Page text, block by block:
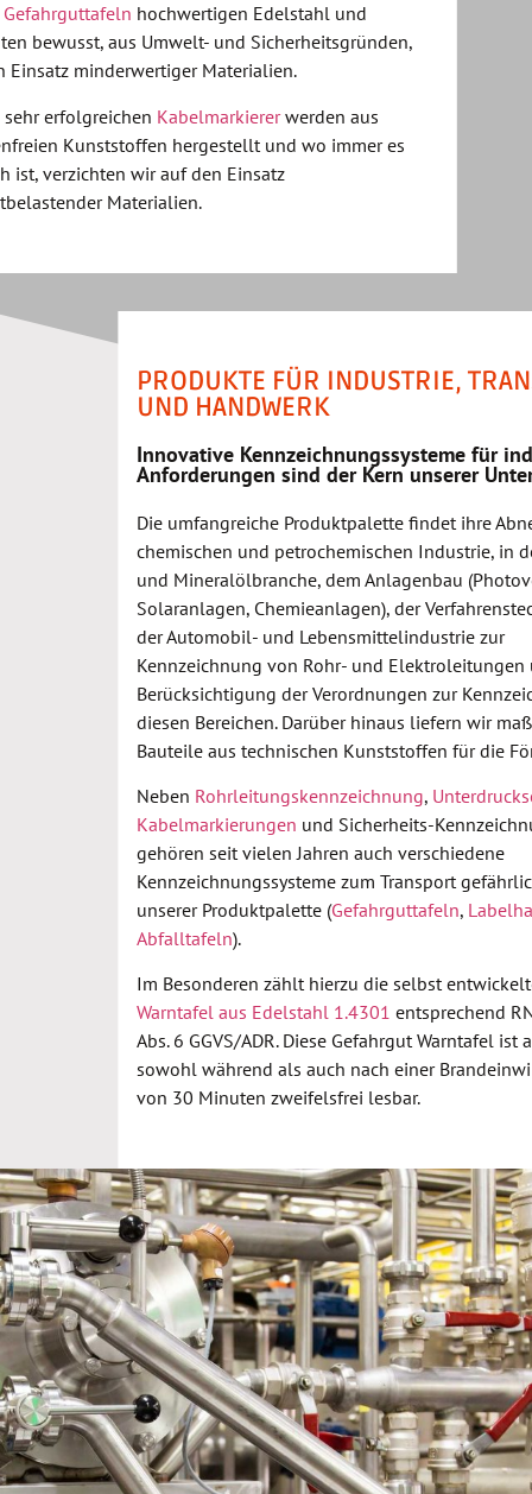
Gefahrguttafeln hochwertigen Edelstahl und
bewusst, aus Umwelt- und Sicherheitsgründen,
Einsatz minderwertiger Materialien.
sehr erfolgreichen Kabelmarkiererwerden aus
Kunststoffen hergestellt und wo immer es
ist, verzichten wir auf den Einsatz
Materialien.
PRODUKTE FÜR INDUSTRIE,
UND HANDWERK
Innovative Kennzeichnungssysteme für
Anforderungen sind der Kern unserer
Die umfangreiche Produktpalette findet ihre
chemischen und petrochemischen Industrie, in
und Mineralölbranche, dem Anlagenbau
Solaranlagen, Chemieanlagen), der
der Automobil- und Lebensmittelindustrie zur
Kennzeichnung von Rohr- und Elektroleitungen
Berücksichtigung der Verordnungen zur
diesen Bereichen. Darüber hinaus liefern wir
Bauteile aus technischen Kunststoffen für die
Neben Rohrleitungskennzeichnung,
Kabelmarkierungen und Sicherheits-
gehören seit vielen Jahren auch verschiedene
Kennzeichnungssysteme zum Transport
unserer Produktpalette (Gefahrguttafeln,
Abfalltafeln).
Im Besonderen zählt hierzu die selbst
Warntafel aus Edelstahl 1.4301 entsprechend
Abs. 6 GGVS/ADR. Diese Gefahrgut Warntafel ist
sowohl während als auch nach einer
von 30 Minuten zweifelsfrei lesbar.